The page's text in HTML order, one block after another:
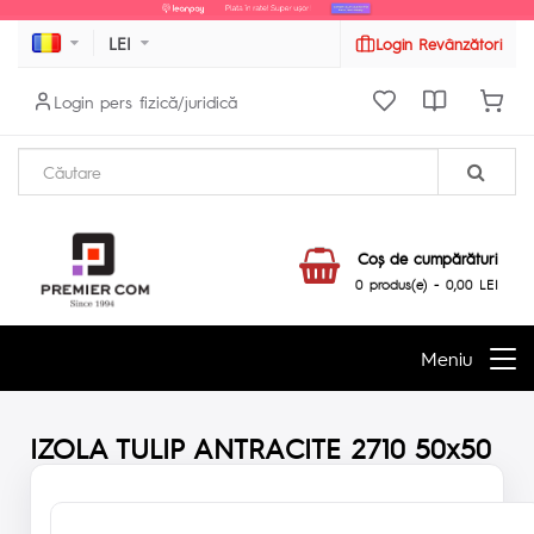
LEI Login Revânzători
Login pers fizică/juridică
Coş de cumpărături
0 produs(e) - 0,00 LEI
Meniu
IZOLA TULIP ANTRACITE 2710 50x50